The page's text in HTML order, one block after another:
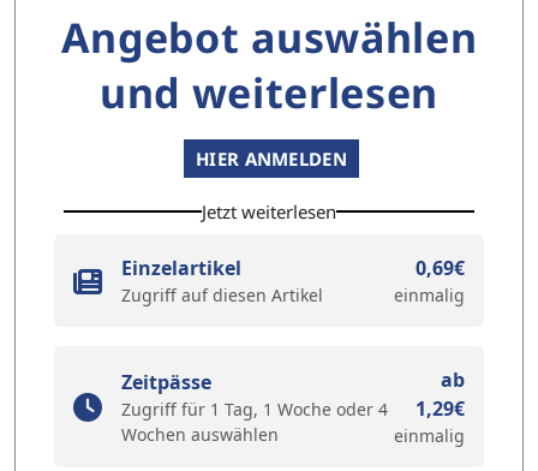
Angebot auswählen
und weiterlesen
HIER ANMELDEN
Jetzt weiterlesen
Einzelartikel
Zugriff auf diesen Artikel
0,69€
einmalig
Zeitpässe
Zugriff für 1 Tag, 1 Woche oder 4
Wochen auswählen
ab
1,29€
einmalig